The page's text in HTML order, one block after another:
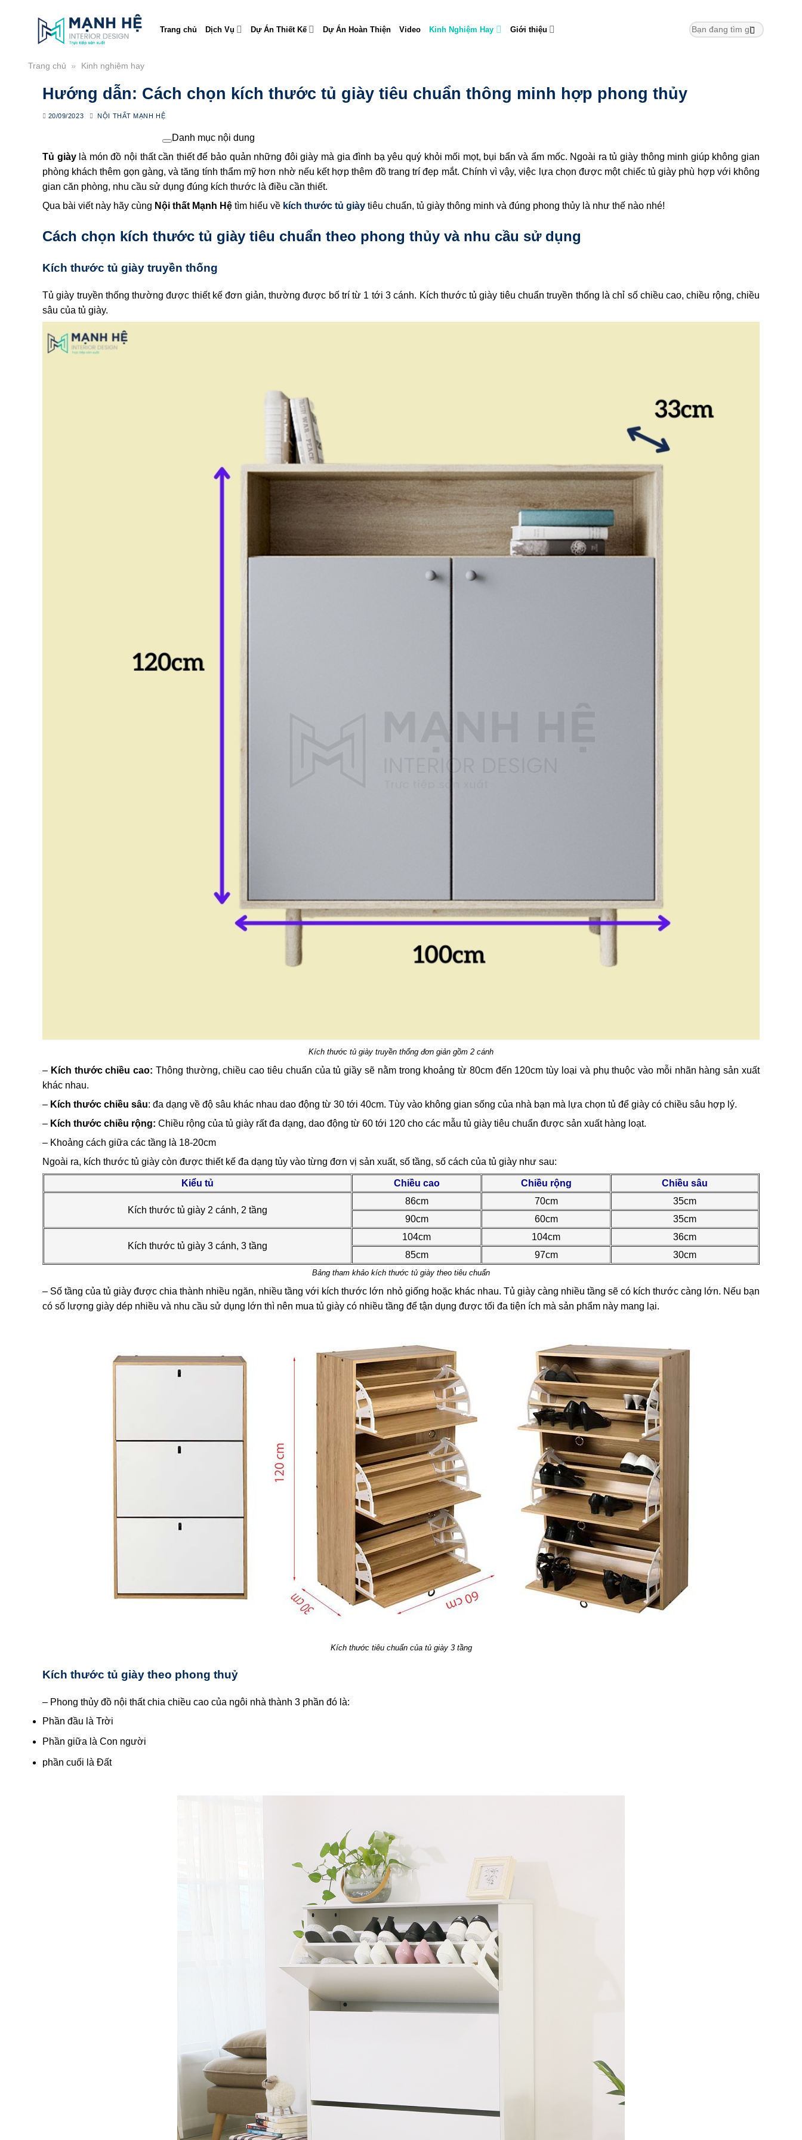
Trang chủ Dịch Vụ Dự Án Thiết Kế Dự Án Hoàn Thiện Video Kinh Nghiệm Hay Giới thiệu
Trang chủ » Kinh nghiệm hay
Hướng dẫn: Cách chọn kích thước tủ giày tiêu chuẩn thông minh hợp phong thủy
20/09/2023 NỘI THẤT MẠNH HỆ
Danh mục nội dung
Tủ giàylà món đồ nội thất cần thiết để bảo quản những đôi giày mà gia đình bạ yêu quý khỏi mối mọt, bụi bẩn và ẩm mốc. Ngoài ra tủ giày thông minh giúp không gian
phòng khách thêm gọn gàng, và tăng tính thẩm mỹ hơn nhờ nếu kết hợp thêm đồ trang trí đẹp mắt. Chính vì vậy, việc lựa chọn được một chiếc tủ giày phù hợp với không
gian căn phòng, nhu cầu sử dụng đúng kích thước là điều cần thiết.
Qua bài viết này hãy cùng Nội thất Mạnh Hệ tìm hiểu về kích thước tủ giày tiêu chuẩn, tủ giày thông minh và đúng phong thủy là như thế nào nhé!
Cách chọn kích thước tủ giày tiêu chuẩn theo phong thủy và nhu cầu sử dụng
Kích thước tủ giày truyền thống
Tủ giày truyền thống thường được thiết kế đơn giản, thường được bố trí từ 1 tới 3 cánh. Kích thước tủ giày tiêu chuẩn truyền thống là chỉ số chiều cao, chiều rộng, chiều
sâu của tủ giày.
Kích thước tủ giày truyền thống đơn giản gồm 2 cánh
– Kích thước chiều cao: Thông thường, chiều cao tiêu chuẩn của tủ giầy sẽ nằm trong khoảng từ 80cm đến 120cm tùy loại và phụ thuộc vào mỗi nhãn hàng sản xuất
khác nhau.
– Kích thước chiều sâu: đa dạng về độ sâu khác nhau dao động từ 30 tới 40cm. Tùy vào không gian sống của nhà bạn mà lựa chọn tủ để giày có chiều sâu hợp lý.
– Kích thước chiều rộng: Chiều rộng của tủ giày rất đa dạng, dao động từ 60 tới 120 cho các mẫu tủ giày tiêu chuẩn được sản xuất hàng loạt.
– Khoảng cách giữa các tầng là 18-20cm
Ngoài ra, kích thước tủ giày còn được thiết kế đa dạng tủy vào từng đơn vị sản xuất, số tầng, số cách của tủ giày như sau:
Kiểu tủ Chiều cao Chiều rộng Chiều sâu
Kích thước tủ giày 2 cánh, 2 tầng
86cm 70cm
35cm
90cm
60cm 35cm
Kích thước tủ giày 3 cánh, 3 tầng
104cm 104cm
36cm
85cm
97cm 30cm
Bảng tham khảo kích thước tủ giày theo tiêu chuẩn
– Số tầng của tủ giày được chia thành nhiều ngăn, nhiều tầng với kích thước lớn nhỏ giống hoặc khác nhau. Tủ giày càng nhiều tầng sẽ có kích thước càng lớn. Nếu bạn
có số lượng giày dép nhiều và nhu cầu sử dụng lớn thì nên mua tủ giày có nhiều tầng để tận dụng được tối đa tiện ích mà sản phẩm này mang lại.
Kích thước tiêu chuẩn của tủ giày 3 tầng
Kích thước tủ giày theo phong thuỷ
– Phong thủy đồ nội thất chia chiều cao của ngôi nhà thành 3 phần đó là:
Phần đầu là Trời
Phần giữa là Con người
phần cuối là Đất